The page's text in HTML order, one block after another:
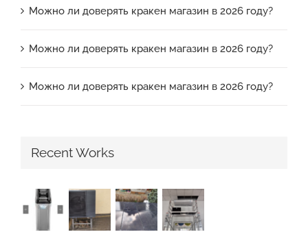
Можно ли доверять кракен магазин в 2026 году?
Можно ли доверять кракен магазин в 2026 году?
Можно ли доверять кракен магазин в 2026 году?
Recent Works